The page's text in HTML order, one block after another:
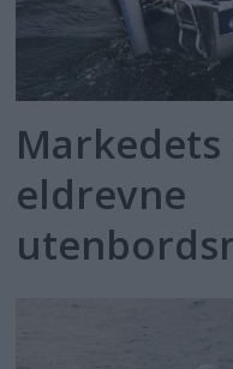
eldrevne